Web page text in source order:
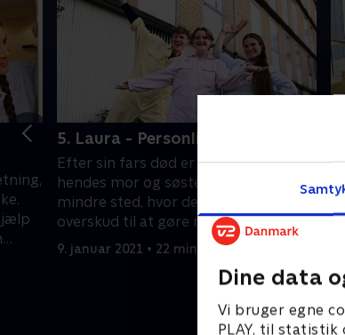
Dine data
Vi bruger egne
PLAY, til
5. Laura - Personlig teenagehule
Efter sin fars død er 14-årige Laura,
hendes mor og søster flyttet til et
mindre sted, hvor der ikke har været
overskud til at gøre noget ud af
Lauras værelse.
9. januar 2021 • 22 min